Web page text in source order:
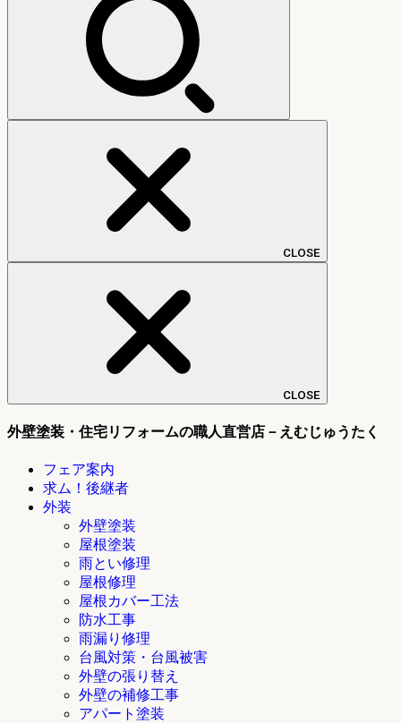
CLOSE
CLOSE
外壁塗装・住宅リフォームの職人直営店－えむじゅうたく
フェア案内
求ム！後継者
外装
外壁塗装
屋根塗装
雨とい修理
屋根修理
屋根カバー工法
防水工事
雨漏り修理
台風対策・台風被害
外壁の張り替え
外壁の補修工事
アパート塗装